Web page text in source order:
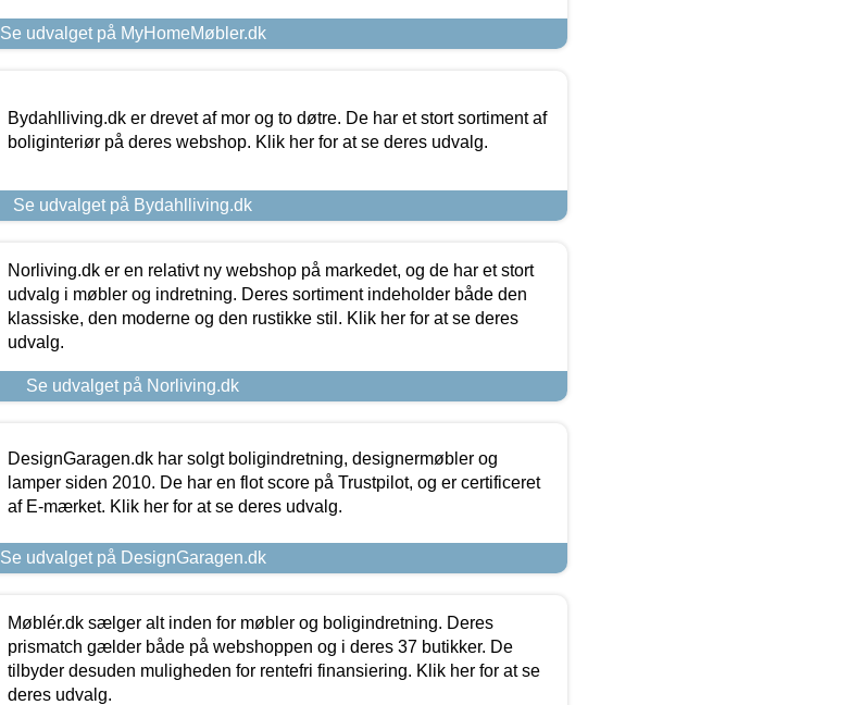
Se udvalget på MyHomeMøbler.dk
Bydahlliving.dk er drevet af mor og to døtre. De har et stort sortiment af
boliginteriør på deres webshop. Klik her for at se deres udvalg.
Se udvalget på Bydahlliving.dk
Norliving.dk er en relativt ny webshop på markedet, og de har et stort
udvalg i møbler og indretning. Deres sortiment indeholder både den
klassiske, den moderne og den rustikke stil. Klik her for at se deres
udvalg.
Se udvalget på Norliving.dk
DesignGaragen.dk har solgt boligindretning, designermøbler og
lamper siden 2010. De har en flot score på Trustpilot, og er certificeret
af E-mærket. Klik her for at se deres udvalg.
Se udvalget på DesignGaragen.dk
Møblér.dk sælger alt inden for møbler og boligindretning. Deres
prismatch gælder både på webshoppen og i deres 37 butikker. De
tilbyder desuden muligheden for rentefri finansiering. Klik her for at se
deres udvalg.